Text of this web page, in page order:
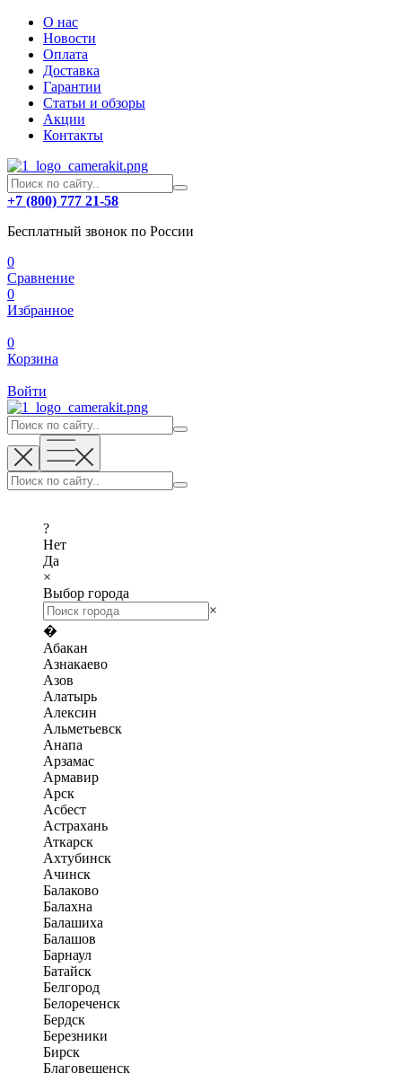
О нас
Новости
Оплата
Доставка
Гарантии
Статьи и обзоры
Акции
Контакты
+7 (800) 777 21-58
Бесплатный звонок по России
0
Сравнение
0
Избранное
0
Корзина
Войти
?
Нет
Да
×
Выбор города
×
�
Абакан
Азнакаево
Азов
Алатырь
Алексин
Альметьевск
Анапа
Арзамас
Армавир
Арск
Асбест
Астрахань
Аткарск
Ахтубинск
Ачинск
Балаково
Балахна
Балашиха
Балашов
Барнаул
Батайск
Белгород
Белореченск
Бердск
Березники
Бирск
Благовещенск